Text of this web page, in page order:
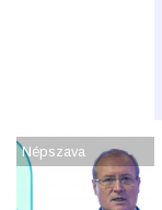
Népszava